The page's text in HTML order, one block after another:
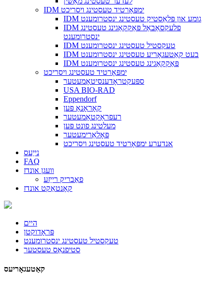
IDM ימפּאָרטיד טעסטינג ויסריכט
IDM גומע און פּלאַסטיק טעסטינג ינסטרומענט
IDM פלעקסאַבאַל פּאַקקאַגינג טעסטינג
ינסטרומענט
IDM טעקסטיל טעסטינג ינסטרומענט
IDM בעט קאַטעגאָריע טעסטינג ינסטרומענט
IDM פּאַקקאַגינג טעסטינג ינסטרומענט
ימפּאָרטיד טעסטינג ויסריכט
ספּעקטראָדענסיטאָמעטער
USA BIO-RAD
Eppendorf
קאָראָנאַ פּען
רעפראַקטאָמעטער
מעלטינג פונט פּען
פּאָלאַרימעטער
אנדערע ימפּאָרטיד טעסטינג ויסריכט
נייַעס
FAQ
וועגן אונדז
פאַבריק רייַזע
קאָנטאַקט אונדז
היים
פּראָדוקטן
טעקסטיל טעסטינג ינסטרומענט
סטיפנאַס טעסטער
קאַטעגאָריעס